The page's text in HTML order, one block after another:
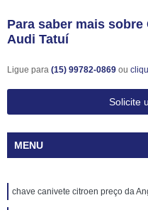
Para saber mais
Audi Tatuí
Ligue para (15) 99782-0869 ou
Solicite
MENU
chave canivete citroen preço da